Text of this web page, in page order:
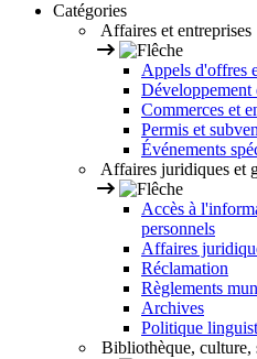
Catégories
Affaires et entreprises
Appels d'offres
Développement
Commerces et
Permis et
Événements
Affaires juridiques et
Accès à
personnels
Affaires
Réclamation
Règlements
Archives
Politique
Bibliothèque, culture,